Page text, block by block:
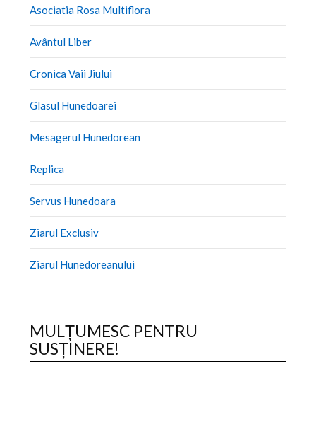
Asociatia Rosa Multiflora
Avântul Liber
Cronica Vaii Jiului
Glasul Hunedoarei
Mesagerul Hunedorean
Replica
Servus Hunedoara
Ziarul Exclusiv
Ziarul Hunedoreanului
MULȚUMESC PENTRU
SUSȚINERE!